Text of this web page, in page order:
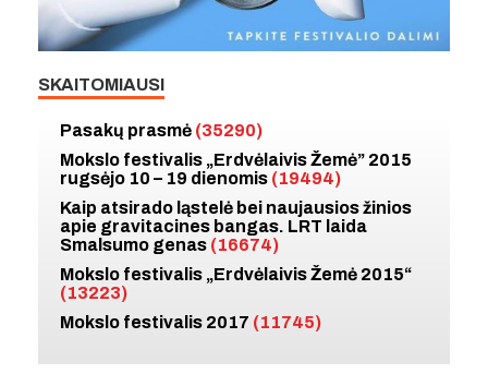
SKAITOMIAUSI
Pasakų prasmė (35290)
Mokslo festivalis „Erdvėlaivis Žemė” 2015
rugsėjo 10 – 19 dienomis (19494)
Kaip atsirado ląstelė bei naujausios žinios
apie gravitacines bangas. LRT laida
Smalsumo genas (16674)
Mokslo festivalis „Erdvėlaivis Žemė 2015“
(13223)
Mokslo festivalis 2017 (11745)